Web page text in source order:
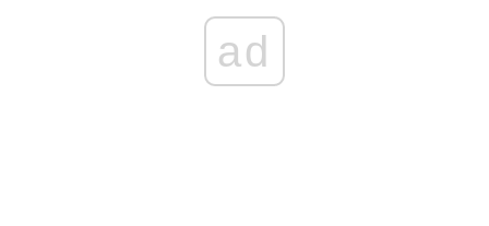
ad